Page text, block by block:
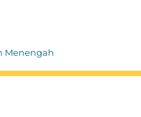
Menengah